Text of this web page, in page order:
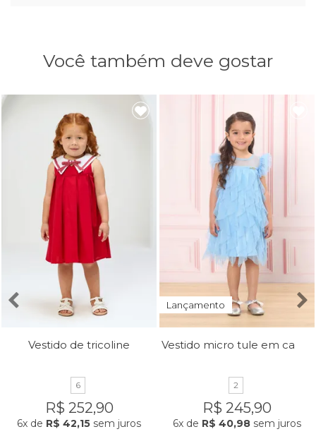
Você também deve gostar
Vestido de tricoline
6
R$ 252,90
6x de R$ 42,15 sem juros
Lançamento
2
R$ 245,90
6x de R$ 40,98 sem juros